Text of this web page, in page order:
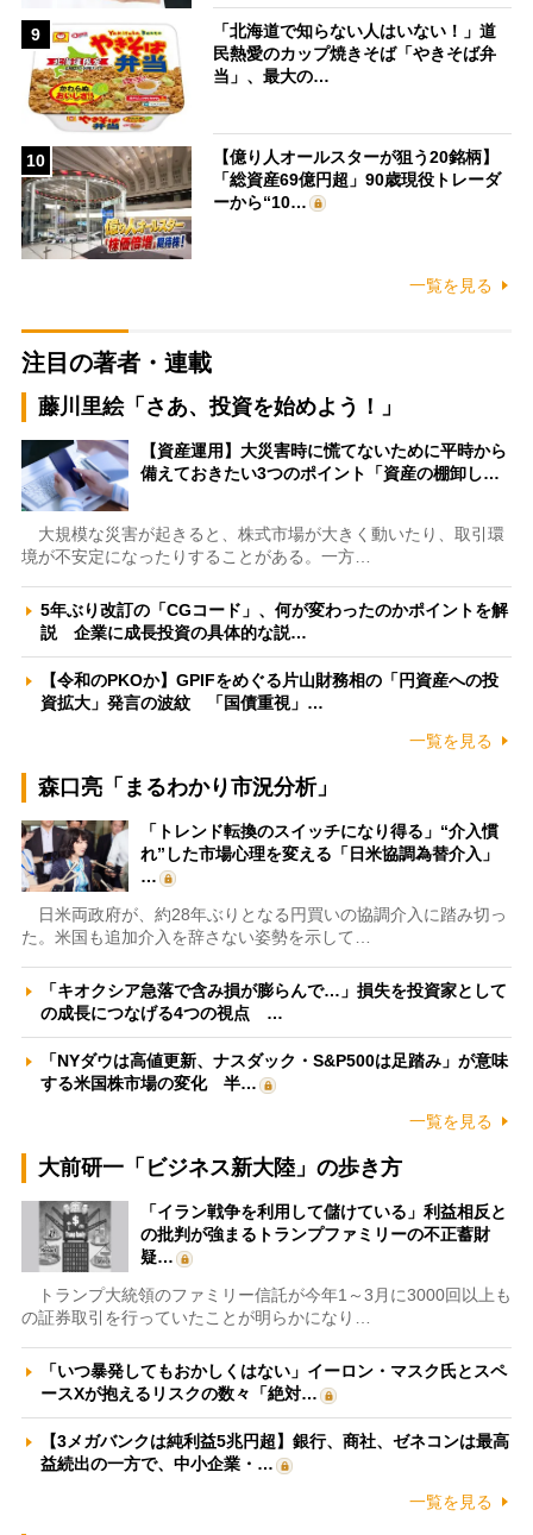
9
「北海道で知らない人はいない！」道
民熱愛のカップ焼きそば「やきそば弁
当」、最大の…
10
【億り人オールスターが狙う20銘柄】
「総資産69億円超」90歳現役トレーダ
ーから“10…
一覧を見る
注目の著者・連載
藤川里絵「さあ、投資を始めよう！」
【資産運用】大災害時に慌てないために平時から
備えておきたい3つのポイント「資産の棚卸し…
大規模な災害が起きると、株式市場が大きく動いたり、取引環
境が不安定になったりすることがある。一方…
5年ぶり改訂の「CGコード」、何が変わったのかポイントを解
説 企業に成長投資の具体的な説…
【令和のPKOか】GPIFをめぐる片山財務相の「円資産への投
資拡大」発言の波紋 「国債重視」…
一覧を見る
森口亮「まるわかり市況分析」
「トレンド転換のスイッチになり得る」“介入慣
れ”した市場心理を変える「日米協調為替介入」
…
日米両政府が、約28年ぶりとなる円買いの協調介入に踏み切っ
た。米国も追加介入を辞さない姿勢を示して…
「キオクシア急落で含み損が膨らんで…」損失を投資家として
の成長につなげる4つの視点 …
「NYダウは高値更新、ナスダック・S&P500は足踏み」が意味
する米国株市場の変化 半…
一覧を見る
大前研一「ビジネス新大陸」の歩き方
「イラン戦争を利用して儲けている」利益相反と
の批判が強まるトランプファミリーの不正蓄財
疑…
トランプ大統領のファミリー信託が今年1～3月に3000回以上も
の証券取引を行っていたことが明らかになり…
「いつ暴発してもおかしくはない」イーロン・マスク氏とスペ
ースXが抱えるリスクの数々「絶対…
【3メガバンクは純利益5兆円超】銀行、商社、ゼネコンは最高
益続出の一方で、中小企業・…
一覧を見る